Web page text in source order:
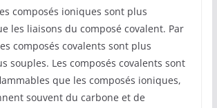
composés ioniques sont plus
les liaisons du composé covalent. Par
composés covalents sont plus
souples. Les composés covalents sont
que les composés ioniques,
souvent du carbone et de